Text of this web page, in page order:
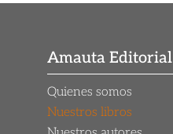
Amauta Editorial
Quienes somos
Nuestros libros